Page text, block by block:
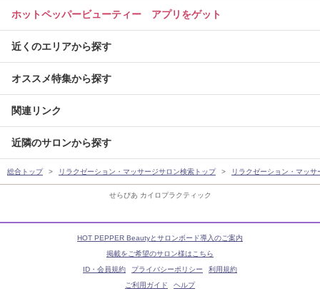
せらぴあ カイロプラクティック
ホットペッパービューティー アプリをゲット
近くのエリアから探す
オススメ特集から探す
関連リンク
近隣のサロンから探す
総合トップ リラクゼーション・マッサージサロン検索トップ リラクゼーション・マッ
HOT PEPPER Beautyとサロンボード導入のご案内
掲載をご希望のサロン様はこちら
ID・会員規約
プライバシーポリシー
利用規約
ご利用ガイド
ヘルプ